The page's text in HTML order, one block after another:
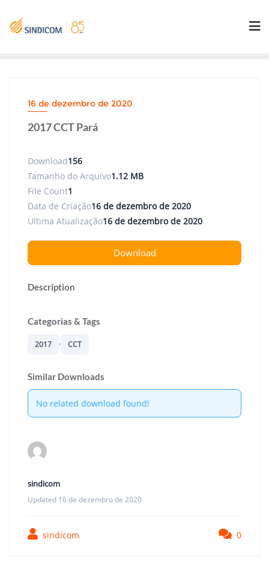
content
16 de dezembro de 2020
2017 CCT Pará
Download156
Tamanho do Arquivo1.12 MB
File Count1
Data de Criação16 de dezembro de 2020
Ultima Atualização16 de dezembro de 2020
Download
Description
Categorias & Tags
2017 , CCT
Similar Downloads
No related download found!
sindicom
Updated 16 de dezembro de 2020
sindicom 0